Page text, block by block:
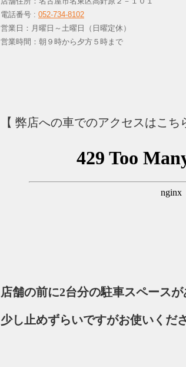
電話番号 : 052-734-8102
営業日：月曜日～土曜日（日曜定休）
営業時間：朝９時から夕方５時まで
【 弊店への車でのアクセスはこち
店舗の前に2台分の駐車スペース
少し止めずらいですがお使いくだ